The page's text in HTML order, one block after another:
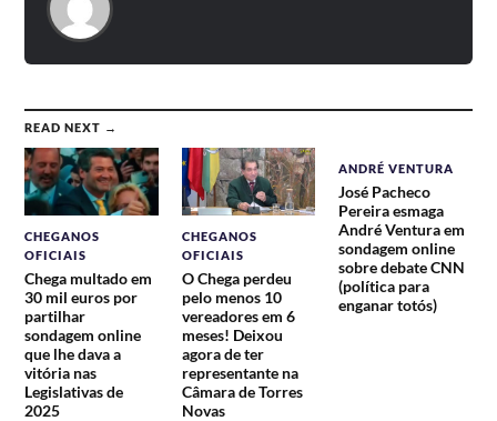
READ NEXT →
CHEGANOS
OFICIAIS
Chega multado em
30 mil euros por
partilhar
sondagem online
que lhe dava a
vitória nas
Legislativas de
2025
CHEGANOS
OFICIAIS
O Chega perdeu
pelo menos 10
vereadores em 6
meses! Deixou
agora de ter
representante na
Câmara de Torres
Novas
ANDRÉ VENTURA
José Pacheco
Pereira esmaga
André Ventura em
sondagem online
sobre debate CNN
(política para
enganar totós)